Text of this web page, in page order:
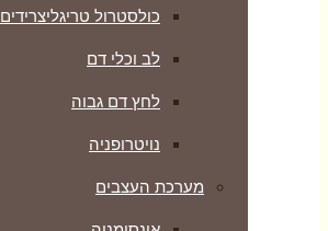
כולסטרול טריגליצרידים
לב וכלי דם
לחץ דם גבוה
נויטרופניה
מערכת העצבים